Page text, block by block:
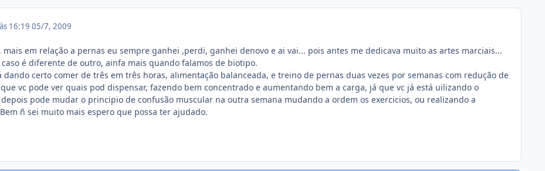
16:19 05/7, 2009
mais em relação a pernas eu sempre ganhei ,perdi, ganhei denovo e ai vai... pois antes me dedicava muito as artes marciais...
é diferente de outro, ainfa mais quando falamos de biotipo.
dando certo comer de três em três horas, alimentação balanceada, e treino de pernas duas vezes por semanas com redução de
vc pode ver quais pod dispensar, fazendo bem concentrado e aumentando bem a carga, já que vc já está uilizando o
pode mudar o principio de confusão muscular na outra semana mudando a ordem os exercicios, ou realizando a
ñ sei muito mais espero que possa ter ajudado.